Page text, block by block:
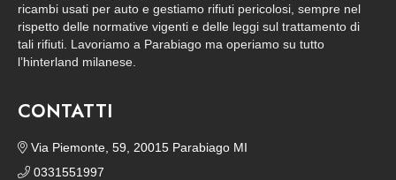
ricambi usati per auto e gestiamo rifiuti pericolosi, sempre nel
rispetto delle normative vigenti e delle leggi sul trattamento di
tali rifiuti. Lavoriamo a Parabiago ma operiamo su tutto
l’hinterland milanese.
CONTATTI
Via Piemonte, 59, 20015 Parabiago MI
0331551997